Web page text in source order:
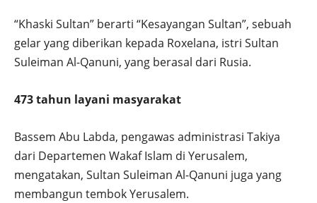
“Khaski Sultan” berarti “Kesayangan Sultan”, sebuah
gelar yang diberikan kepada Roxelana, istri Sultan
Suleiman Al-Qanuni, yang berasal dari Rusia.
473 tahun layani masyarakat
Bassem Abu Labda, pengawas administrasi Takiya
dari Departemen Wakaf Islam di Yerusalem,
mengatakan, Sultan Suleiman Al-Qanuni juga yang
membangun tembok Yerusalem.